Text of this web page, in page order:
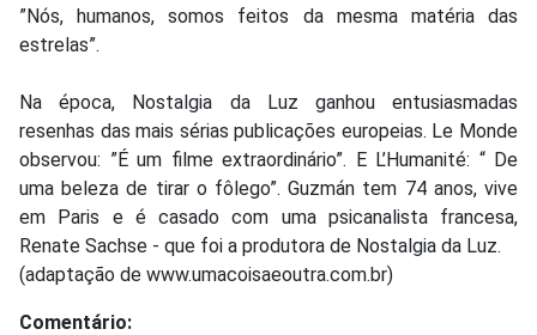
”Nós, humanos, somos feitos da mesma matéria das
estrelas”.
Na época, Nostalgia da Luz ganhou entusiasmadas
resenhas das mais sérias publicações europeias. Le Monde
observou: ”É um filme extraordinário”. E L’Humanité: “ De
uma beleza de tirar o fôlego”. Guzmán tem 74 anos, vive
em Paris e é casado com uma psicanalista francesa,
Renate Sachse - que foi a produtora de Nostalgia da Luz.
(adaptação de www.umacoisaeoutra.com.br)
Comentário: